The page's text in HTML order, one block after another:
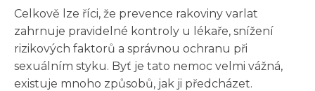
Celkově lze říci, že prevence rakoviny varlat
zahrnuje pravidelné kontroly u lékaře, snížení
rizikových faktorů a správnou ochranu při
sexuálním styku. Byť je tato nemoc velmi vážná,
existuje mnoho způsobů, jak ji předcházet.